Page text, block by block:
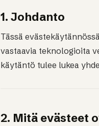
1. Johdanto
Tässä
vastaavia teknologioita
käytäntö tulee lukea
2. Mitä evästeet